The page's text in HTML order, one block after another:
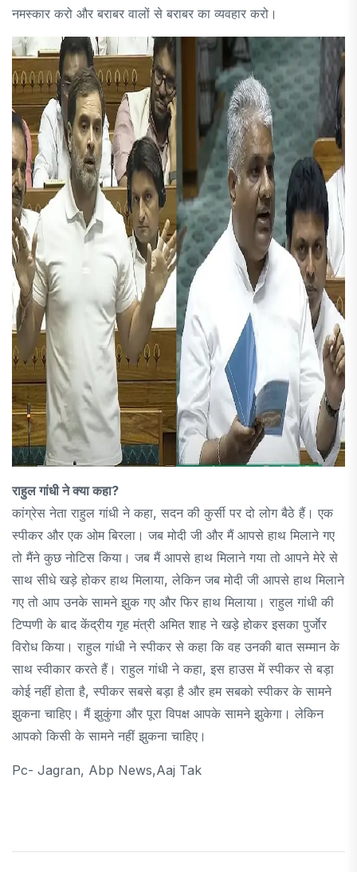
नमस्कार करो और बराबर वालों से बराबर का व्यवहार करो।
राहुल गांधी ने क्या कहा?
कांग्रेस नेता राहुल गांधी ने कहा, सदन की कुर्सी पर दो लोग बैठे हैं। एक
स्पीकर और एक ओम बिरला। जब मोदी जी और मैं आपसे हाथ मिलाने गए
तो मैंने कुछ नोटिस किया। जब मैं आपसे हाथ मिलाने गया तो आपने मेरे से
साथ सीधे खड़े होकर हाथ मिलाया, लेकिन जब मोदी जी आपसे हाथ मिलाने
गए तो आप उनके सामने झुक गए और फिर हाथ मिलाया। राहुल गांधी की
टिप्पणी के बाद केंद्रीय गृह मंत्री अमित शाह ने खड़े होकर इसका पुर्जाेर
विरोध किया। राहुल गांधी ने स्पीकर से कहा कि वह उनकी बात सम्मान के
साथ स्वीकार करते हैं। राहुल गांधी ने कहा, इस हाउस में स्पीकर से बड़ा
कोई नहीं होता है, स्पीकर सबसे बड़ा है और हम सबको स्पीकर के सामने
झुकना चाहिए। मैं झुकुंगा और पूरा विपक्ष आपके सामने झुकेगा। लेकिन
आपको किसी के सामने नहीं झुकना चाहिए।
Pc- Jagran, Abp News,aaj Tak